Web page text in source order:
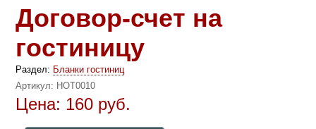
Договор-счет на
гостиницу
Раздел: Бланки гостиниц
Артикул: HOT0010
Цена: 160 руб.